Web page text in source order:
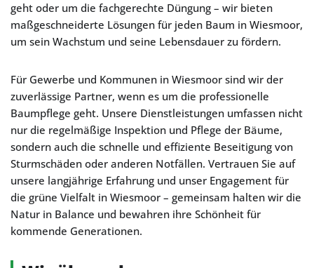
geht oder um die fachgerechte Düngung – wir bieten
maßgeschneiderte Lösungen für jeden Baum in Wiesmoor,
um sein Wachstum und seine Lebensdauer zu fördern.
Für Gewerbe und Kommunen in Wiesmoor sind wir der
zuverlässige Partner, wenn es um die professionelle
Baumpflege geht. Unsere Dienstleistungen umfassen nicht
nur die regelmäßige Inspektion und Pflege der Bäume,
sondern auch die schnelle und effiziente Beseitigung von
Sturmschäden oder anderen Notfällen. Vertrauen Sie auf
unsere langjährige Erfahrung und unser Engagement für
die grüne Vielfalt in Wiesmoor – gemeinsam halten wir die
Natur in Balance und bewahren ihre Schönheit für
kommende Generationen.